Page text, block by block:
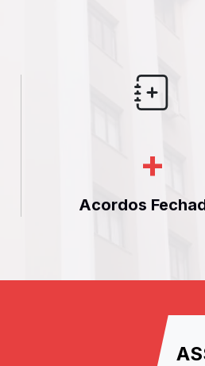
+
Acordos